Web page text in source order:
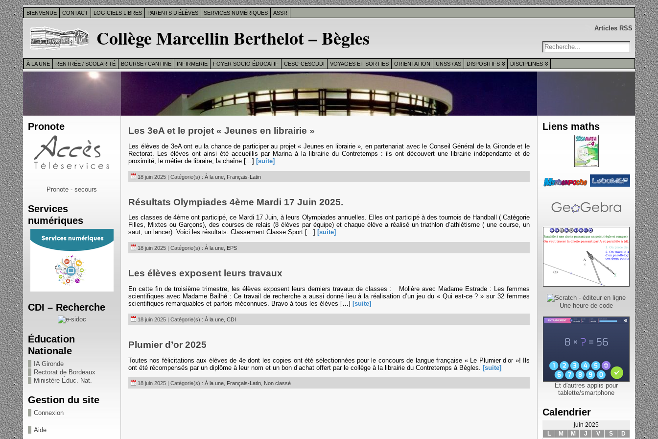
BIENVENUE CONTACT LOGICIELS LIBRES PARENTS D’ÉLÈVES SERVICES NUMÉRIQUES ASSR
Collège Marcellin Berthelot – Bègles Articles RSS
À LA UNE RENTRÉE / SCOLARITÉ BOURSE / CANTINE INFIRMERIE FOYER SOCIO ÉDUCATIF CESC-CESCDDI VOYAGES ET SORTIES ORIENTATION UNSS / AS DISPOSITIFS DISCIPLINES
Pronote
Pronote - secours
Services
numériques
CDI – Recherche
Éducation
Nationale
IA Gironde
Rectorat de Bordeaux
Ministère Éduc. Nat.
Gestion du site
Connexion
Aide
Les 3eA et le projet « Jeunes en librairie »
Les élèves de 3eA ont eu la chance de participer au projet « Jeunes en librairie », en partenariat avec le Conseil Général de la Gironde et le
Rectorat. Les élèves ont ainsi été accueillis par Marina à la librairie du Contretemps : ils ont découvert une librairie indépendante et de
proximité, le métier de libraire, la chaîne […] [suite]
18 juin 2025 | Catégorie(s) : À la une Français-Latin
Résultats Olympiades 4ème Mardi 17 Juin 2025.
Les classes de 4ème ont participé, ce Mardi 17 Juin, à leurs Olympiades annuelles. Elles ont participé à des tournois de Handball ( Catégorie
Filles, Mixtes ou Garçons), des courses de relais (8 élèves par équipe) et chaque élève a réalisé un triathlon d’athlétisme ( une course, un
saut, un lancer). Voici les résultats: Classement Classe Sport […] [suite]
18 juin 2025 | Catégorie(s) : À la une EPS
Les élèves exposent leurs travaux
En cette fin de troisième trimestre, les élèves exposent leurs derniers travaux de classes : Molière avec Madame Estrade : Les femmes
scientifiques avec Madame Bailhé : Ce travail de recherche a aussi donné lieu à la réalisation d’un jeu du « Qui est-ce ? » sur 32 femmes
scientifiques remarquables et parfois méconnues. Bravo à tous les élèves […] [suite]
18 juin 2025 | Catégorie(s) : À la une CDI
Plumier d’or 2025
Toutes nos félicitations aux élèves de 4e dont les copies ont été sélectionnées pour le concours de langue française « Le Plumier d’or »! Ils
ont été récompensés par un diplôme à leur nom et un bon d’achat offert par le collège à la librairie du Contretemps à Bègles. [suite]
18 juin 2025 | Catégorie(s) : À la une Français-Latin Non classé
Liens maths
Une heure de code
Et d'autres applis pour
tablette/smartphone
Calendrier
juin 2025
L
M M J V S D